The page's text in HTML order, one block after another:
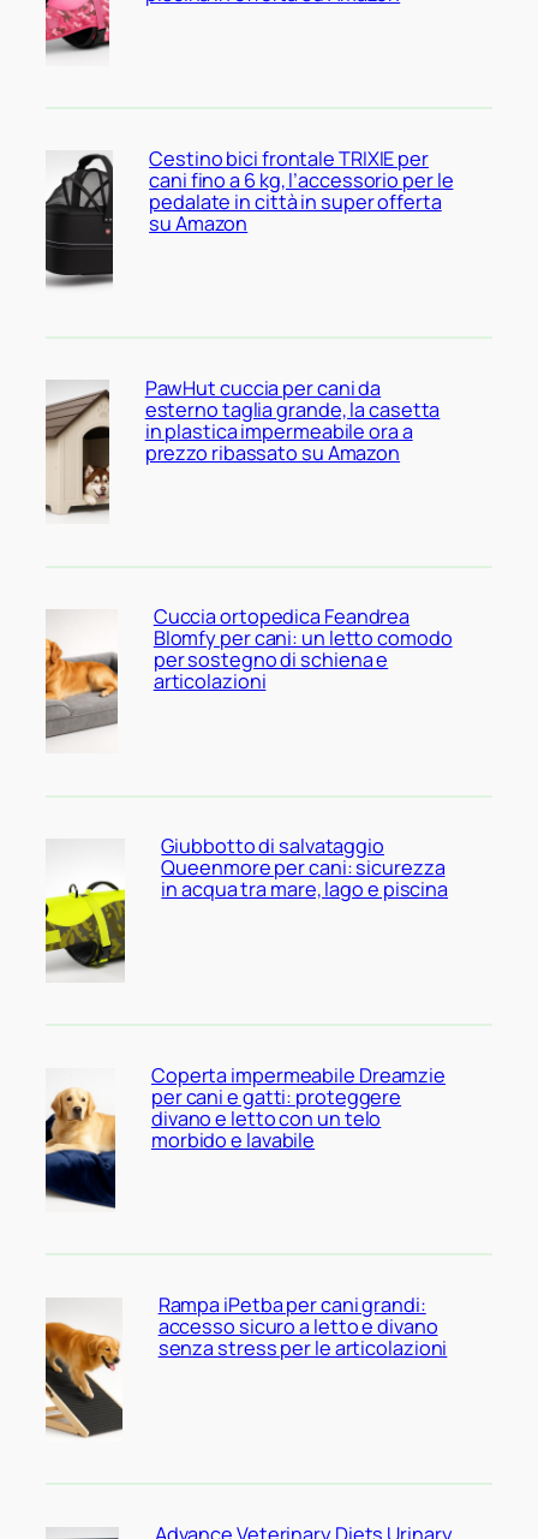
Cestino bici frontale TRIXIE per
cani fino a 6 kg, l’accessorio per le
pedalate in città in super offerta
su Amazon
PawHut cuccia per cani da
esterno taglia grande, la casetta
in plastica impermeabile ora a
prezzo ribassato su Amazon
Cuccia ortopedica Feandrea
Blomfy per cani: un letto comodo
per sostegno di schiena e
articolazioni
Giubbotto di salvataggio
Queenmore per cani: sicurezza
in acqua tra mare, lago e piscina
Coperta impermeabile Dreamzie
per cani e gatti: proteggere
divano e letto con un telo
morbido e lavabile
Rampa iPetba per cani grandi:
accesso sicuro a letto e divano
senza stress per le articolazioni